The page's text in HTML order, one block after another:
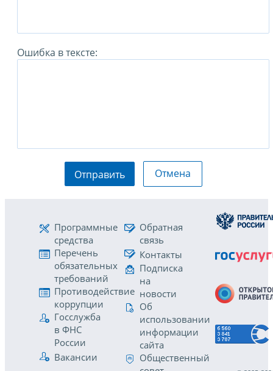
Ошибка в тексте:
Отправить Отмена
Программные
средства
Перечень
обязательных
требований
Противодействие
коррупции
Госслужба
в ФНС
России
Вакансии
Обратная
связь
Контакты
Подписка
на
новости
Об
использовании
информации
сайта
Общественный